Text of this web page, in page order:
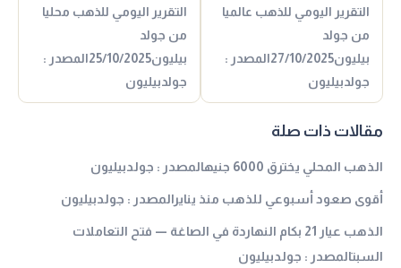
التقرير اليومي للذهب عالميا
من جولد
بيليون27/10/2025المصدر :
جولدبيليون
التقرير اليومي للذهب محليا
من جولد
بيليون25/10/2025المصدر :
جولدبيليون
مقالات ذات صلة
الذهب المحلي يخترق 6000 جنيهالمصدر : جولدبيليون
أقوى صعود أسبوعي للذهب منذ ينايرالمصدر : جولدبيليون
الذهب عيار 21 بكام النهاردة في الصاغة — فتح التعاملات
السبتالمصدر : جولدبيليون